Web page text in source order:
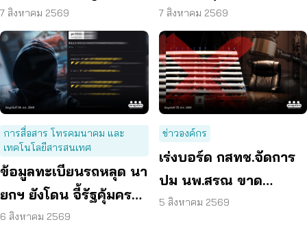
ตั้งหลักได้ รวดเร็ว ทัน
ท่วงที
7 สิงหาคม 2569
ออนไลน์ ต่ออายุสมาชิก
อัตโนมัติ
7 สิงหาคม 2569
การสื่อสาร โทรคมนาคม และ
เทคโนโลยีสารสนเทศ
ข้อมูลทะเบียนรถหลุด นา
ยกฯ ยังโดน จี้รัฐคุ้มครอง
ข้อมูลส่วนบุคคล
6 สิงหาคม 2569
ข่าวองค์กร
เร่งบอร์ด กสทช.จัดการ
ปม นพ.สรณ ขาด
คุณสมบัติ ตามมติ
5 สิงหาคม 2569